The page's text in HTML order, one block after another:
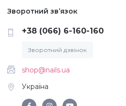
Фольга для лиття (ефект
Зворотний зв’язок
+38 (066) 6-160-160
Зворотний дзвінок
shop@nails.ua
Україна